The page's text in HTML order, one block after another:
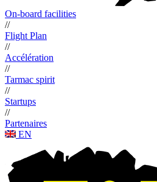
On-board facilities
//
Flight Plan
//
Accélération
//
Tarmac spirit
//
Startups
//
Partenaires
EN